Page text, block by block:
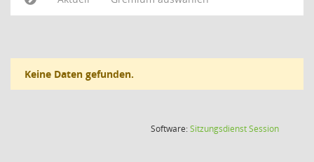
Keine Daten gefunden.
Software:SitzungsdienstSession(Wird in